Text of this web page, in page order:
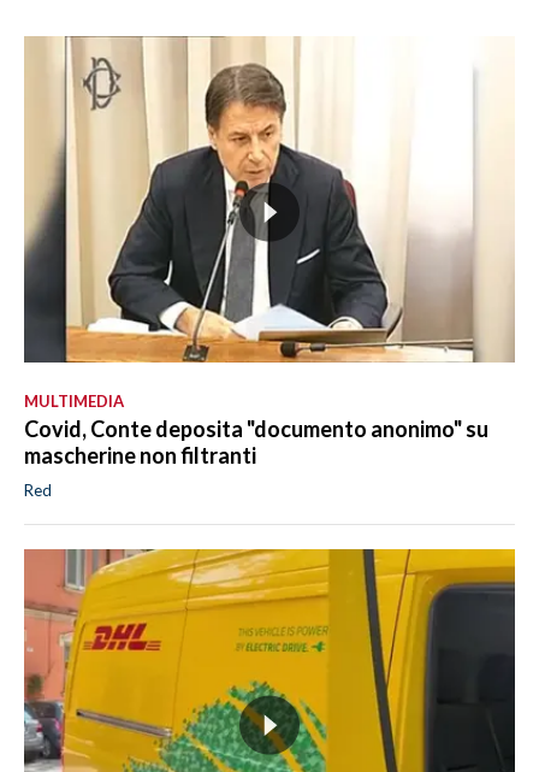
MULTIMEDIA
Covid, Conte deposita "documento anonimo" su
mascherine non filtranti
Red